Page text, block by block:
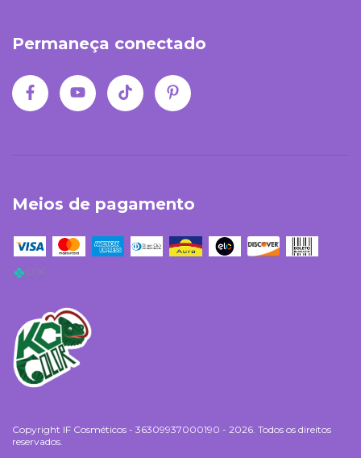
Permaneça conectado
Meios de pagamento
Copyright IF Cosméticos - 36309937000190 - 2026. Todos os direitos
reservados.